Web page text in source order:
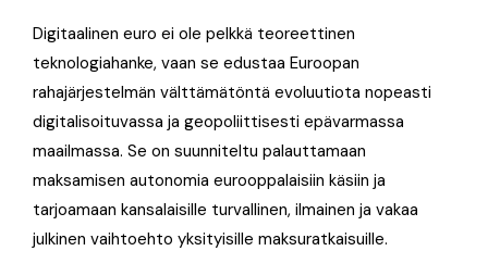
Digitaalinen euro ei ole pelkkä teoreettinen
teknologiahanke, vaan se edustaa Euroopan
rahajärjestelmän välttämätöntä evoluutiota nopeasti
digitalisoituvassa ja geopoliittisesti epävarmassa
maailmassa. Se on suunniteltu palauttamaan
maksamisen autonomia eurooppalaisiin käsiin ja
tarjoamaan kansalaisille turvallinen, ilmainen ja vakaa
julkinen vaihtoehto yksityisille maksuratkaisuille.